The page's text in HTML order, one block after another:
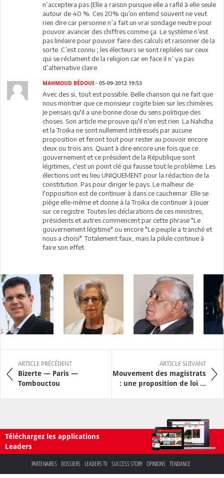
n’acceptera pas (Elle a raison puisque elle a raflé à elle seule
autour de 40 %. Ces 20% qu’on entend souvent ne veut
rien dire car personne n’a fait un vrai sondage neutre pour
pouvoir avancer des chiffres comme ça. Le système n’est
pas linéaire pour pouvoir faire des calculs et raisonner de la
sorte. C’est connu ; les électeurs se sont repliées sur ceux
qui se réclament de la religion car en face il n’ ya pas
d’alternative claire.
MAHMOUD BÉDOUI - 05-09-2012 19:53
Avec des si, tout est possible. Belle chanson qui ne fait que
nous montrer que ce monsieur cogite bien sur les chimères.
Je pensais qu'il a une bonne dose du sens politique des
choses. Son article me prouve qu'il n'en est rien. La Nahdha
et la Troïka ne sont nullement intéressés par aucune
proposition et feront tout pour rester au pouvoir encore
deux ou trois ans. Quant à dire encore une fois que ce
gouvernement et ce président de la République sont
légitimes, c'est un point clé qui fausse tout le problème. Les
élections ont eu lieu UNIQUEMENT pour la rédaction de la
constitution. Pas pour diriger le pays. Le malheur de
l'opposition est de continuer à dans ce cauchemar. Elle se
piège elle-même et donne à la Troïka de continuer à jouer
sur ce registre. Toutes les déclarations de ces ministres,
présidents et autres commencent par cette phrase "Le
gouvernement légitime" ou encore "Le peuple a tranché et
nous a choisi". Totalement faux, mais la pilule continue à
faire son effet.
ARTICLE PRÉCÉDENT
Bizerte — Paris —
Tombouctou
ARTICLE SUIVANT
Mouvement des magistrats
: une proposition de loi ...
Téléchargez les applications
Leaders
PARTENAIRES DOSSIERS LEADERS TV SUCCESS STORY OPINIONS TENDANCE